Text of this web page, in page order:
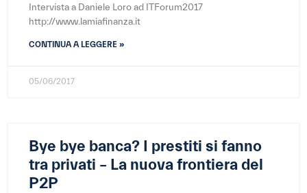
Intervista a Daniele Loro ad ITForum2017
http://www.lamiafinanza.it
CONTINUA A LEGGERE »
05/06/2017
Bye bye banca? I prestiti si fanno
tra privati – La nuova frontiera del
P2P